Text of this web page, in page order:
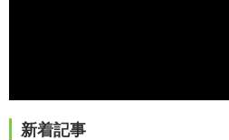
新着記事